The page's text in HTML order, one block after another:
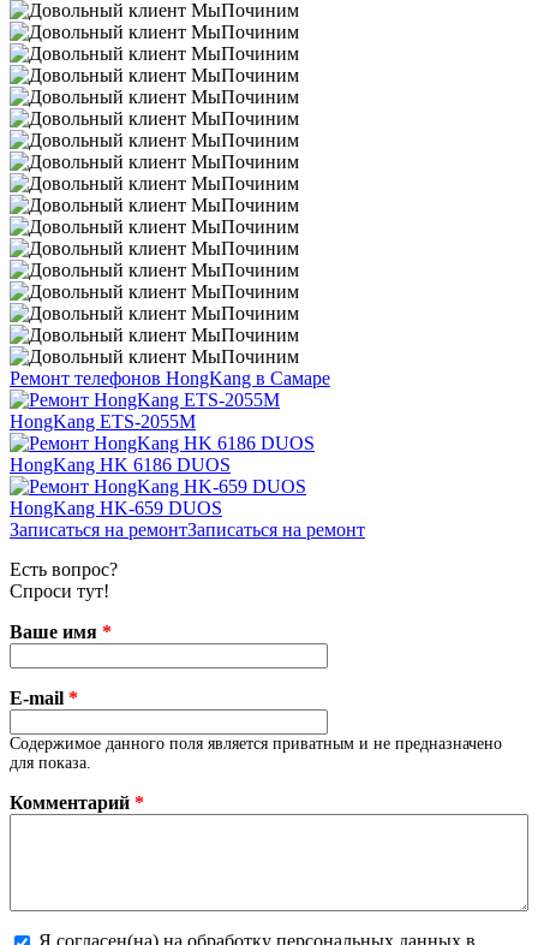
Ремонт телефонов HongKang в Самаре
HongKang ETS-2055M
HongKang HK 6186 DUOS
HongKang HK-659 DUOS
Записаться на ремонтЗаписаться на ремонт
Есть вопрос?
Спроси тут!
Ваше имя *
E-mail *
Содержимое данного поля является приватным и не предназначено
для показа.
Комментарий *
Я согласен(на) на обработку персональных данных в